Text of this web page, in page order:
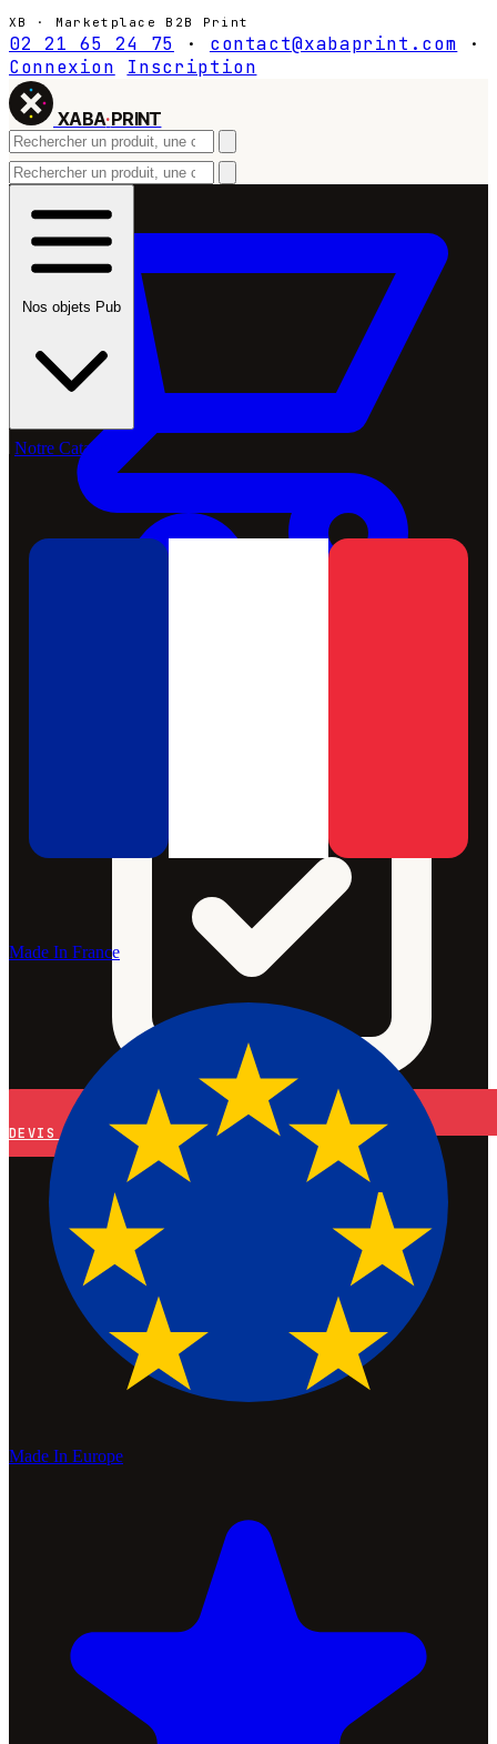
XB · Marketplace B2B Print
02 21 65 24 75 · contact@xabaprint.com
·
Connexion
Inscription
XABA·PRINT
DEVIS
Nos objets Pub
Notre Catalogue
Made In France
Made In Europe